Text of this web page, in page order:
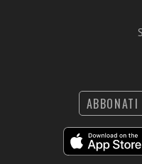
ABBONATI